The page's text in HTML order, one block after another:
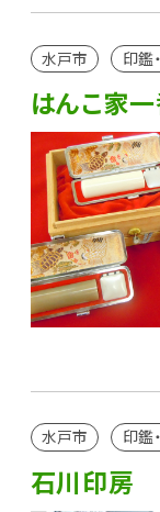
水戸市 印鑑
はんこ家
水戸市 印鑑
石川印房